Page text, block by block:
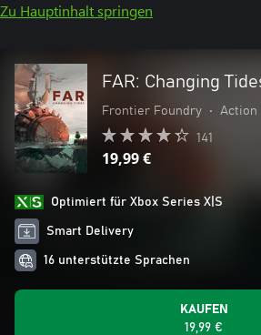
Zu Hauptinhalt springen
FAR: Changing
Frontier Foundry • Action
141
19,99 €
Optimiert für Xbox Series X|S
Smart Delivery
16 unterstützte Sprachen
KAUFEN
19,99 €